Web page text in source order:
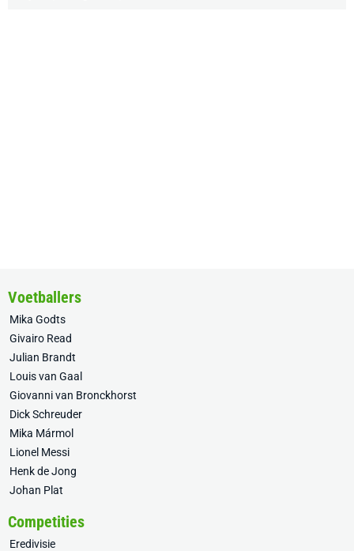
Voetballers
Mika Godts
Givairo Read
Julian Brandt
Louis van Gaal
Giovanni van Bronckhorst
Dick Schreuder
Mika Mármol
Lionel Messi
Henk de Jong
Johan Plat
Competities
Eredivisie